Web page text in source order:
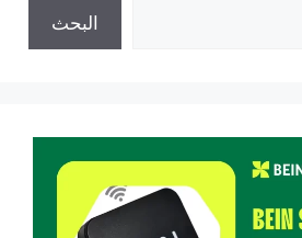
البحث